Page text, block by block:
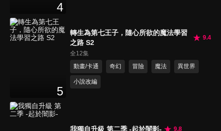
4
5
轉生為第七王子，隨心所欲的魔法學習
之路 S2
9.4
全12集
動畫/卡通
奇幻 冒險 魔法 異世界
小說改編
我獨自升級 第二季 -起於闇影-
9.8